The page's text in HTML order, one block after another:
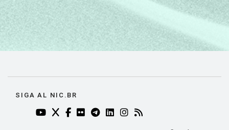
SIGA AL NIC.BR
YOUTUBE DO NIC.BR (ABRE EM NOVA ABA)
TWITTER DO NIC.BR (ABRE EM NOVA ABA)
FACEBOOK DO NIC.BR (ABRE EM NOVA
FLICKR DO NIC.BR (ABRE EM NOVA
TELEGRAM DO NIC.BR (ABRE EM
LINKEDIN DO NIC.BR (ABRE
INSTAGRAM DO NIC.BR
RSS DO NIC.BR (ABRE